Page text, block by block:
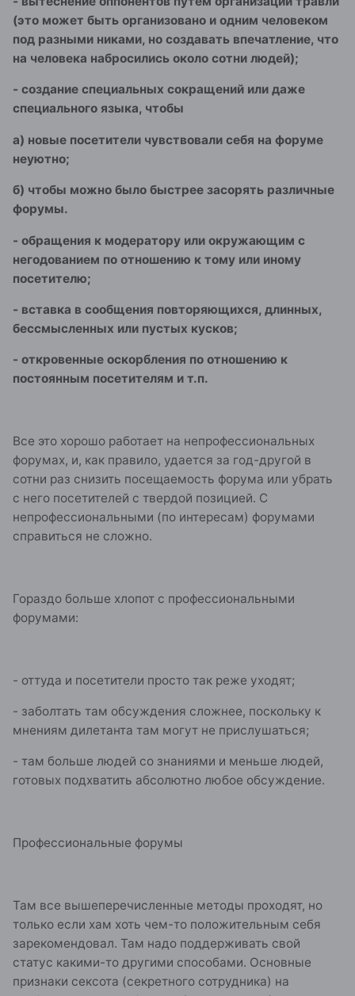
(это может быть организовано и одним человеком
под разными никами, но создавать впечатление, что
на человека набросились около сотни людей);
- создание специальных сокращений или даже
специального языка, чтобы
а) новые посетители чувствовали себя на форуме
неуютно;
б) чтобы можно было быстрее засорять различные
форумы.
- обращения к модератору или окружающим с
негодованием по отношению к тому или иному
посетителю;
- вставка в сообщения повторяющихся, длинных,
бессмысленных или пустых кусков;
- откровенные оскорбления по отношению к
постоянным посетителям и т.п.
Все это хорошо работает на непрофессиональных
форумах, и, как правило, удается за год-другой в
сотни раз снизить посещаемость форума или убрать
с него посетителей с твердой позицией. С
непрофессиональными (по интересам) форумами
справиться не сложно.
Гораздо больше хлопот с профессиональными
форумами:
- оттуда и посетители просто так реже уходят;
- заболтать там обсуждения сложнее, поскольку к
мнениям дилетанта там могут не прислушаться;
- там больше людей со знаниями и меньше людей,
готовых подхватить абсолютно любое обсуждение.
Профессиональные форумы
Там все вышеперечисленные методы проходят, но
только если хам хоть чем-то положительным себя
зарекомендовал. Там надо поддерживать свой
статус какими-то другими способами. Основные
признаки сексота (секретного сотрудника) на